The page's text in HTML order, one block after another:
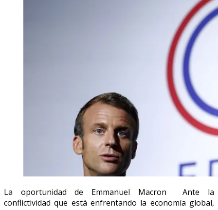
La oportunidad de Emmanuel Macron Ante la
conflictividad que está enfrentando la economía global,